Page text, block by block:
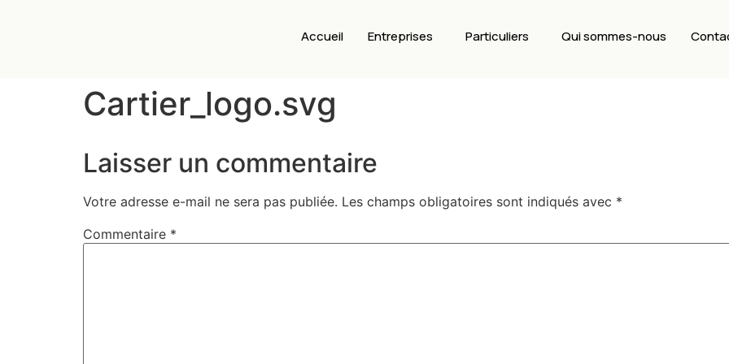
Accueil Entreprises Particuliers Qui sommes-nous
Cartier_logo.svg
Laisser un commentaire
Votre adresse e-mail ne sera pas publiée. Les champs obligatoires sont indiqués avec *
Commentaire *